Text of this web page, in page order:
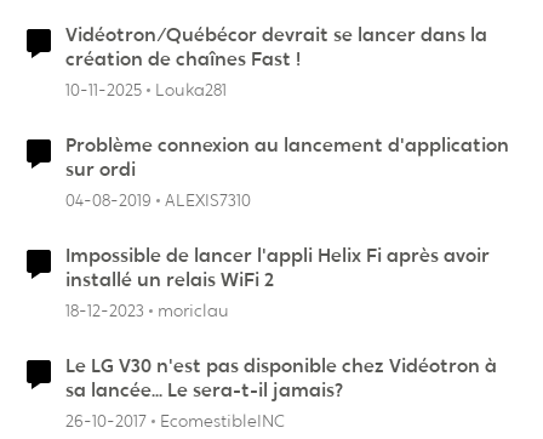
Vidéotron/Québécor devrait se lancer dans la
création de chaînes Fast !
10-11-2025 Louka281
Problème connexion au lancement d'application
sur ordi
04-08-2019 ALEXIS7310
Impossible de lancer l'appli Helix Fi après avoir
installé un relais WiFi 2
18-12-2023 moriclau
Le LG V30 n'est pas disponible chez Vidéotron à
sa lancée... Le sera-t-il jamais?
26-10-2017 EcomestibleINC